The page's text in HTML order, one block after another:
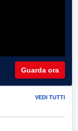
Guarda ora
VEDI TUTTI